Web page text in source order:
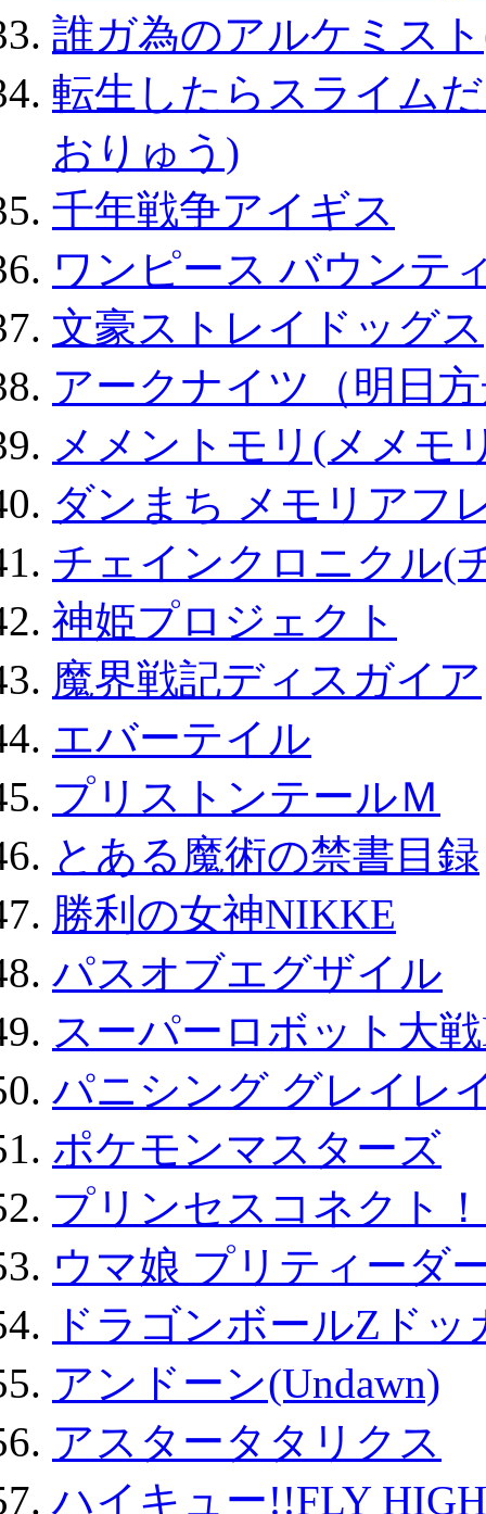
誰ガ為のアルケミス
転生したらスライム
おりゅう)
千年戦争アイギス
ワンピース バウンテ
文豪ストレイドッグス
アークナイツ（明日
メメントモリ(メメモ
ダンまち メモリアフ
チェインクロニクル(
神姫プロジェクト
魔界戦記ディスガイア
エバーテイル
プリストンテールＭ
とある魔術の禁書目録
勝利の女神NIKKE
パスオブエグザイル
スーパーロボット大
パニシング グレイレ
ポケモンマスターズ
プリンセスコネクト
ウマ娘 プリティーダ
ドラゴンボールZド
アンドーン(Undawn)
アスタータタリクス
ハイキュー!!FLY HIGH